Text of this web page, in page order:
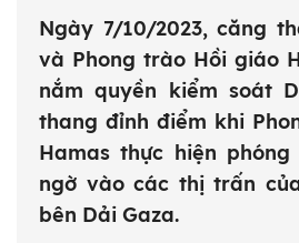
Ngày 7/10/2023, căng
và Phong trào Hồi giáo
nắm quyền kiểm soát
thang đỉnh điểm khi
Hamas thực hiện
ngờ vào các thị trấn
bên Dải Gaza.